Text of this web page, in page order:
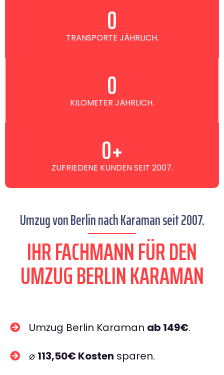
TRANSPORTE JÄHRLICH.
0
KILOMETER JÄHRLICH.
0
ZUFRIEDENE KUNDEN SEIT 2007.
0+
Umzug von Berlin nach Karaman seit 2007.
IHR FACHMANN FÜR DEN
UMZUG BERLIN KARAMAN
Umzug Berlin Karaman ab 149€.
⌀ 113,50€ Kosten sparen.